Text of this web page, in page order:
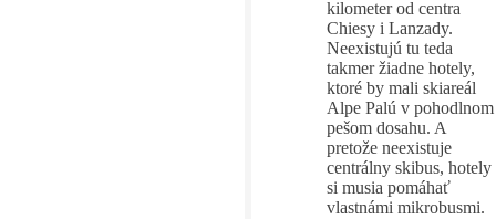
kilometer od centra
Chiesy i Lanzady.
Neexistujú tu teda
takmer žiadne hotely,
ktoré by mali skiareál
Alpe Palú v pohodlnom
pešom dosahu. A
pretože neexistuje
centrálny skibus, hotely
si musia pomáhať
vlastnámi mikrobusmi.